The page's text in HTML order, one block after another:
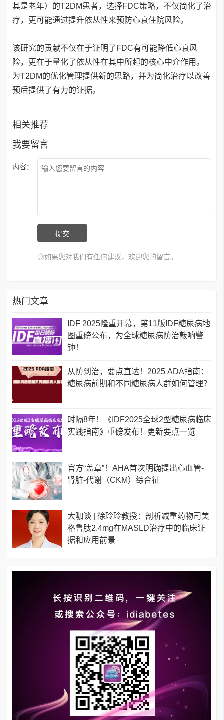
其是老年）的T2DM患者，选择FDC策略，不仅简化了治
疗，更可能通过提升依从性来预防心衰住院风险。
该研究的贡献不仅在于证明了FDC有可能降低心衰风
险，更在于量化了依从性在其中所起的核心中介作用。
为T2DM的优化管理提供新的思路，并为简化治疗以改善
预后提供了有力的证据。
相关推荐
我要留言
内容：
◎如果您对我们有任何建议，欢迎您的留言。
热门文章
IDF 2025隆重开幕，第11版IDF糖尿病地
图重磅公布，为全球糖尿病防治敲响警
钟！
从防到治，要点直达！2025 ADA指南：
糖尿病前期和不同糖尿病人群如何管理？
时隔8年！《IDF2025全球2型糖尿病临床
实践指南》重磅发布！更新要点一览
官方“盖章”！AHA首次明确提出心血管-
肾脏-代谢（CKM）综合征
大咖谈 | 徐玲玲教授：剖析减重药物司美
格鲁肽2.4mg在MASLD治疗中的临床证
据和应用前景